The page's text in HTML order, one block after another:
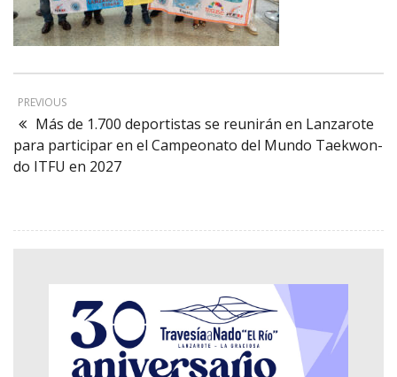
PREVIOUS
Más de 1.700 deportistas se reunirán en Lanzarote
para participar en el Campeonato del Mundo Taekwon-
do ITFU en 2027